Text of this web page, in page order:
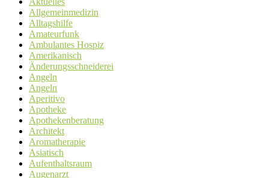
Allgemeinmedizin
Alltagshilfe
Amateurfunk
Ambulantes Hospiz
Amerikanisch
Änderungsschneiderei
Angeln
Angeln
Aperitivo
Apotheke
Apothekenberatung
Architekt
Aromatherapie
Asiatisch
Aufenthaltsraum
Augenarzt